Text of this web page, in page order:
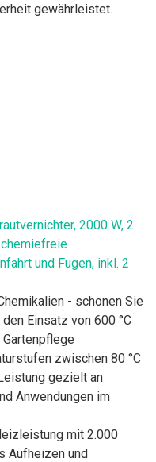
gewährleistet.
2000 W, 2
chemiefreie
und Fugen, inkl. 2
- schonen Sie
Einsatz von 600 °C
zwischen 80 °C
gezielt an
Anwendungen im
mit 2.000
Aufheizen und